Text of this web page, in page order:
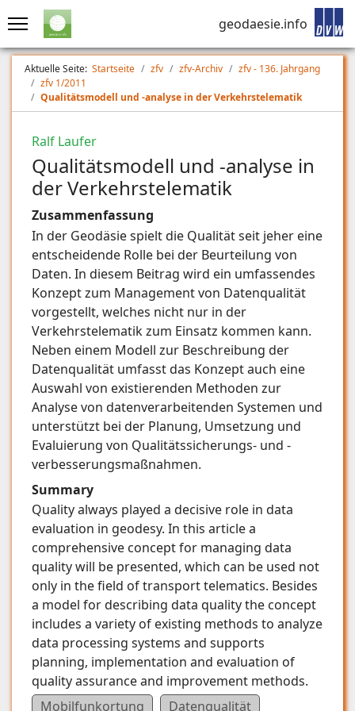
geodaesie.info
Aktuelle Seite: Startseite zfv zfv-Archiv
zfv - 136. Jahrgang
zfv 1/2011
Qualitätsmodell und -analyse in der Verkehrstelematik
Ralf Laufer
Qualitätsmodell und -analyse in
der Verkehrstelematik
Zusammenfassung
In der Geodäsie spielt die Qualität seit jeher eine
entscheidende Rolle bei der Beurteilung von
Daten. In diesem Beitrag wird ein umfassendes
Konzept zum Management von Datenqualität
vorgestellt, welches nicht nur in der
Verkehrstelematik zum Einsatz kommen kann.
Neben einem Modell zur Beschreibung der
Datenqualität umfasst das Konzept auch eine
Auswahl von existierenden Methoden zur
Analyse von datenverarbeitenden Systemen und
unterstützt bei der Planung, Umsetzung und
Evaluierung von Qualitätssicherungs- und -
verbesserungsmaßnahmen.
Summary
Quality always played a decisive role in data
evaluation in geodesy. In this article a
comprehensive concept for managing data
quality will be presented, which can be used not
only in the field of transport telematics. Besides
a model for describing data quality the concept
includes a variety of existing methods to analyze
data processing systems and supports
planning, implementation and evaluation of
quality assurance and improvement methods.
Mobilfunkortung
Datenqualität